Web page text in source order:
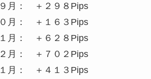
月： ＋２９８Pips
月： ＋１６３Pips
月： ＋６２８Pips
月： ＋７０２Pips
月： ＋４１３Pips